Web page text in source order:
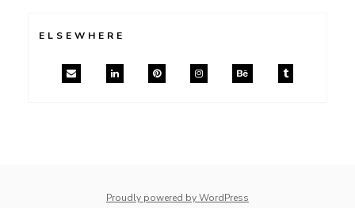
ELSEWHERE
Proudly powered by WordPress